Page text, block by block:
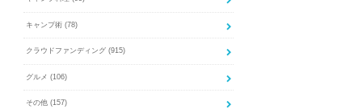
キャンプ術 (78)
クラウドファンディング (915)
グルメ (106)
その他 (157)